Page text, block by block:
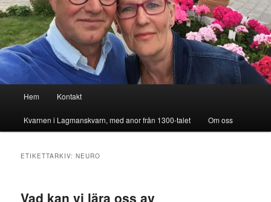
Hem Kontakt
Kvarnen i Lagmanskvarn, med anor från 1300-talet Om oss
ETIKETTARKIV:NEURO
Vad kan vi lära oss av